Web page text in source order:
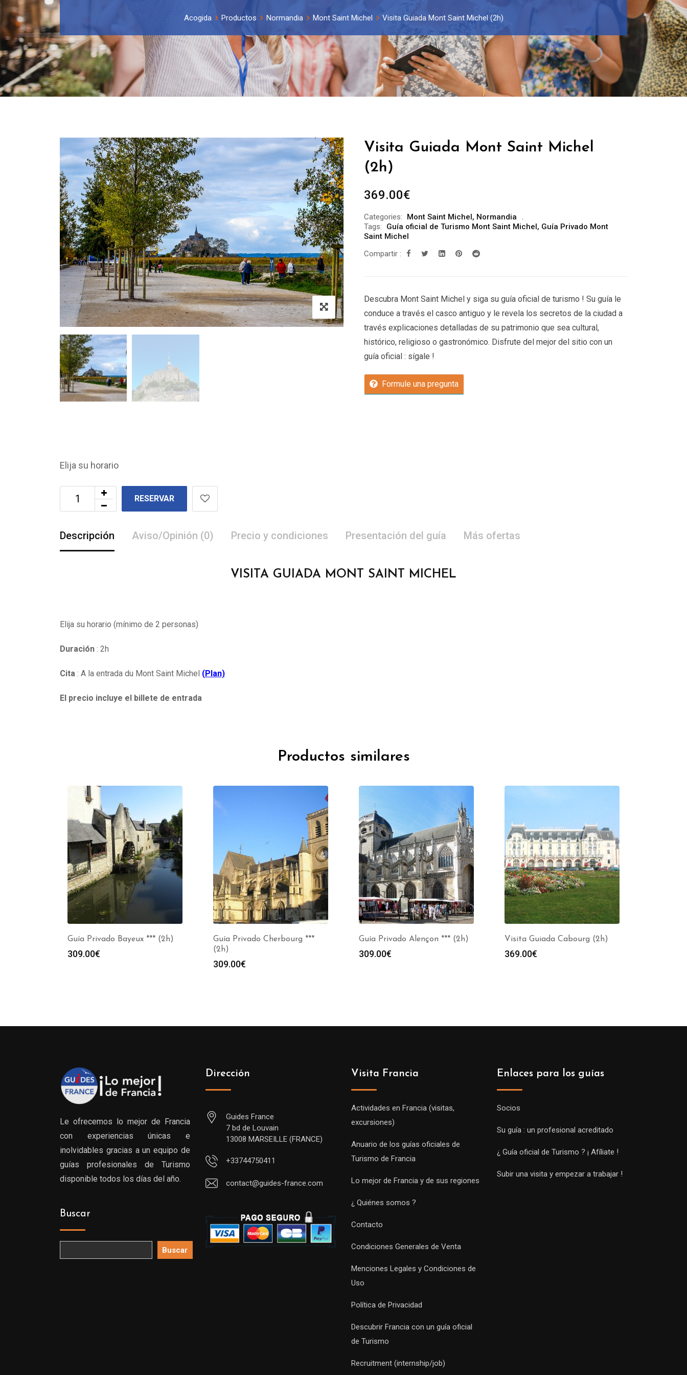
Acogida Productos Normandia Mont Saint Michel Visita Guiada Mont Saint Michel (2h)
Visita Guiada Mont Saint Michel
(2h)
369.00€
Categories: Mont Saint Michel, Normandia
Tags:
Guía oficial de Turismo Mont Saint Michel, Guía Privado Mont
Saint Michel
Compartir :
Descubra Mont Saint Michel y siga su guía oficial de turismo ! Su guía le
conduce a través el casco antiguo y le revela los secretos de la ciudad a
través explicaciones detalladas de su patrimonio que sea cultural,
histórico, religioso o gastronómico. Disfrute del mejor del sitio con un
guía oficial : sígale !
Formule una pregunta
Elija su horario
RESERVAR
Descripción Aviso/Opinión (0) Precio y condiciones Presentación del guía Más ofertas
VISITA GUIADA MONT SAINT MICHEL
Elija su horario (mínimo de 2 personas)
Duración : 2h
Cita : A la entrada du Mont Saint Michel (Plan)
El precio incluye el billete de entrada
Productos similares
Guía Privado Bayeux *** (2h)
309.00€
Guía Privado Cherbourg ***
(2h)
309.00€
Guía Privado Alençon *** (2h)
309.00€
Visita Guiada Cabourg (2h)
369.00€
Le ofrecemos lo mejor de Francia
con experiencias únicas e
inolvidables gracias a un equipo de
guías profesionales de Turismo
disponible todos los días del año.
Buscar
Buscar
Dirección
Guides France
7 bd de Louvain
13008 MARSEILLE (FRANCE)
+33744750411
contact@guides-france.com
Visita Francia
Actividades en Francia (visitas,
excursiones)
Anuario de los guías oficiales de
Turismo de Francia
Lo mejor de Francia y de sus regiones
¿ Quiénes somos ?
Contacto
Condiciones Generales de Venta
Menciones Legales y Condiciones de
Uso
Política de Privacidad
Descubrir Francia con un guía oficial
de Turismo
Recruitment (internship/job)
Enlaces para los guías
Socios
Su guía : un profesional acreditado
¿ Guía oficial de Turismo ? ¡ Afíliate !
Subir una visita y empezar a trabajar !